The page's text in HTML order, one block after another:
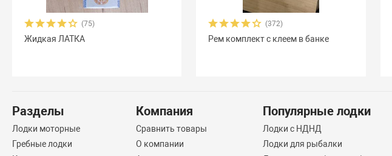
(75)
Жидкая ЛАТКА
(372)
Рем комплект с клеем в банке
Разделы
Лодки моторные
Гребные лодки
Компания
Сравнить товары
О компании
Популярные лодки
Лодки с НДНД
Лодки для рыбалки